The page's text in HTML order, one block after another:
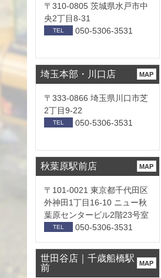
〒310-0805 茨城県水戸市中
央2丁目8-31
TEL 050-5306-3531
埼玉本部・川口店 MAP
〒333-0866 埼玉県川口市芝
2丁目9-22
TEL 050-5306-3531
秋葉原駅前店 MAP
〒101-0021 東京都千代田区
外神田1丁目16-10 ニュー秋
葉原センタービル2階23号室
TEL 050-5306-3531
世田谷店｜千歳船橋駅
前
MAP